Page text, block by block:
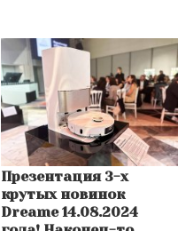
Презентация 3-х
крутых новинок
Dreame 14.08.2024